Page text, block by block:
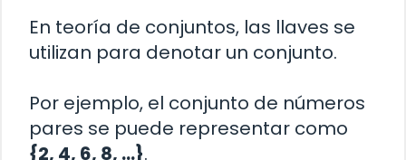
En teoría de conjuntos, las llaves se
utilizan para denotar un conjunto.
Por ejemplo, el conjunto de números
pares se puede representar como
{2, 4, 6, 8, …}.